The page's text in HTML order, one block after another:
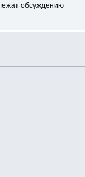
обсуждению